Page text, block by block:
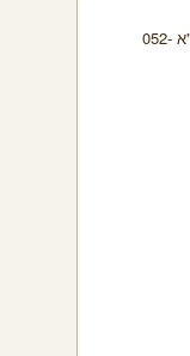
הרב עדיאל בוארון שליט"א 052-